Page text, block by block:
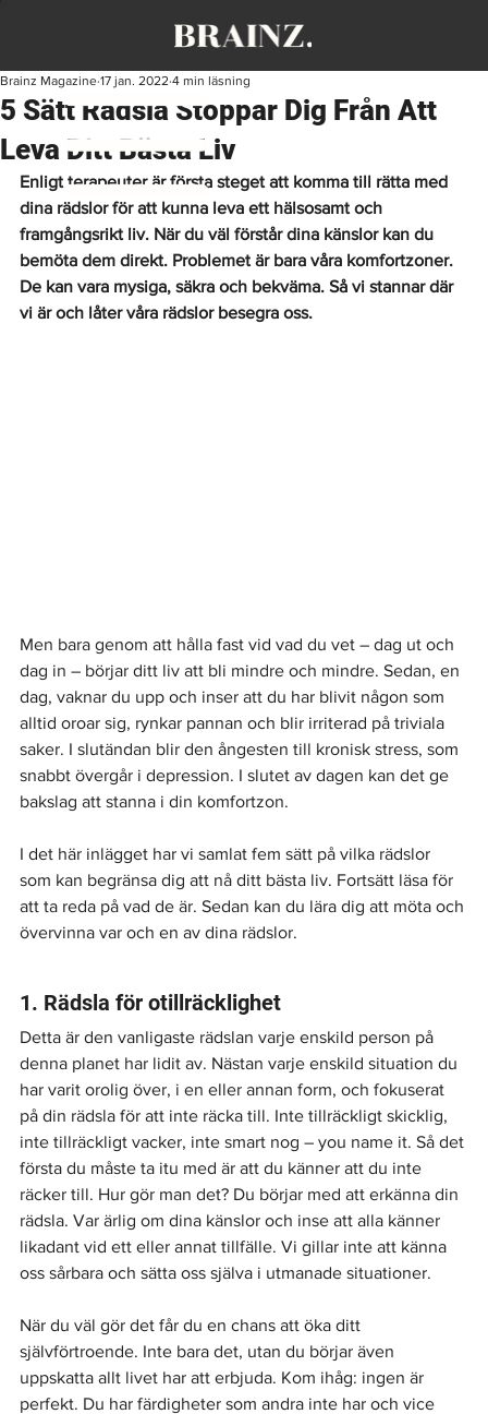
5 Sätt Rädsla Stoppar Dig Från Att
Leva Ditt Bästa Liv
Brainz Magazine 17 jan. 2022 4 min läsning
Enligt terapeuter är första steget att komma till rätta med
dina rädslor för att kunna leva ett hälsosamt och
framgångsrikt liv. När du väl förstår dina känslor kan du
bemöta dem direkt. Problemet är bara våra komfortzoner.
De kan vara mysiga, säkra och bekväma. Så vi stannar där
vi är och låter våra rädslor besegra oss.
Men bara genom att hålla fast vid vad du vet – dag ut och
dag in – börjar ditt liv att bli mindre och mindre. Sedan, en
dag, vaknar du upp och inser att du har blivit någon som
alltid oroar sig, rynkar pannan och blir irriterad på triviala
saker. I slutändan blir den ångesten till kronisk stress, som
snabbt övergår i depression. I slutet av dagen kan det ge
bakslag att stanna i din komfortzon.
I det här inlägget har vi samlat fem sätt på vilka rädslor
som kan begränsa dig att nå ditt bästa liv. Fortsätt läsa för
att ta reda på vad de är. Sedan kan du lära dig att möta och
övervinna var och en av dina rädslor.
1. Rädsla för otillräcklighet
Detta är den vanligaste rädslan varje enskild person på
denna planet har lidit av. Nästan varje enskild situation du
har varit orolig över, i en eller annan form, och fokuserat
på din rädsla för att inte räcka till. Inte tillräckligt skicklig,
inte tillräckligt vacker, inte smart nog – you name it. Så det
första du måste ta itu med är att du känner att du inte
räcker till. Hur gör man det? Du börjar med att erkänna din
rädsla. Var ärlig om dina känslor och inse att alla känner
likadant vid ett eller annat tillfälle. Vi gillar inte att känna
oss sårbara och sätta oss själva i utmanade situationer.
När du väl gör det får du en chans att öka ditt
självförtroende. Inte bara det, utan du börjar även
uppskatta allt livet har att erbjuda. Kom ihåg: ingen är
perfekt. Du har färdigheter som andra inte har och vice